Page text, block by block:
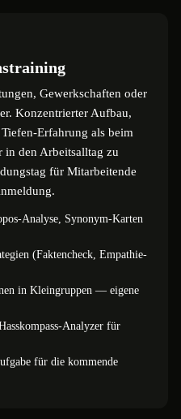
Gewerkschaften oder
Konzentrierter Aufbau,
Erfahrung als beim
den Arbeitsalltag zu
für Mitarbeitende
Analyse, Synonym-Karten
(Faktencheck, Empathie-
in Kleingruppen — eigene
Analyzer für
für die kommende